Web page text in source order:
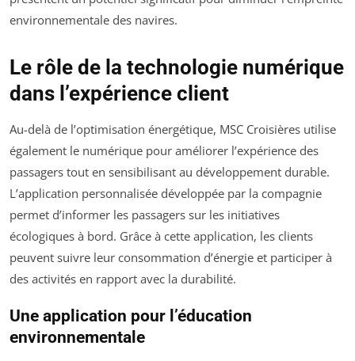
environnementale des navires.
Le rôle de la technologie numérique
dans l’expérience client
Au-delà de l’optimisation énergétique, MSC Croisières utilise
également le numérique pour améliorer l’expérience des
passagers tout en sensibilisant au développement durable.
L’application personnalisée développée par la compagnie
permet d’informer les passagers sur les initiatives
écologiques à bord. Grâce à cette application, les clients
peuvent suivre leur consommation d’énergie et participer à
des activités en rapport avec la durabilité.
Une application pour l’éducation
environnementale